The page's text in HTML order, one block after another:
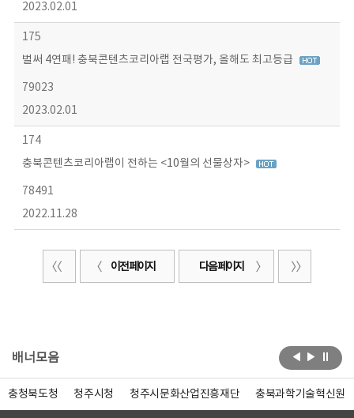
2023.02.01
175
벌써 4연패! 충북콘텐츠코리아랩 전국평가, 올해도 최고등급
79023
2023.02.01
174
충북콘텐츠코리아랩이 전하는 <10월의 선물상자>
78491
2022.11.28
이전 페이지 다음 페이지
배너모음
충청북도청 청주시청 청주시문화산업진흥재단 충북과학기술혁신원